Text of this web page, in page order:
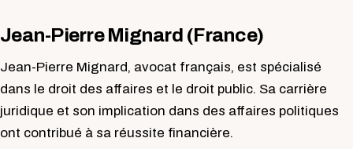
Jean-Pierre Mignard (France)
Jean-Pierre Mignard, avocat français, est spécialisé
dans le droit des affaires et le droit public. Sa carrière
juridique et son implication dans des affaires politiques
ont contribué à sa réussite financière.